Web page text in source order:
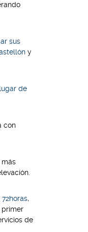
sus
y
lugar de
con
más
72horas,
primer
de